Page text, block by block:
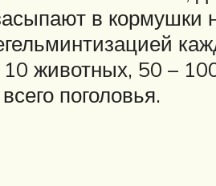
в кормушки
животных, 50 –
поголовья.